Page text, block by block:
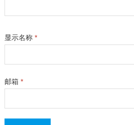
显示名称 *
邮箱 *